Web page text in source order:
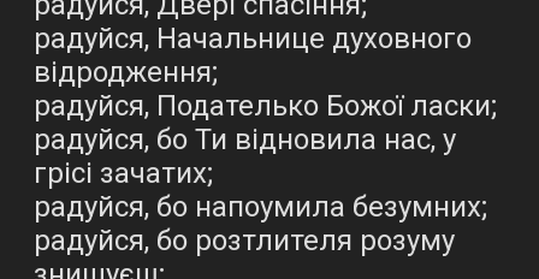
радуйся, Начальнице духовного
відродження;
радуйся, Подателько Божої ласки;
радуйся, бо Ти відновила нас, у
грісі зачатих;
радуйся, бо напоумила безумних;
радуйся, бо розтлителя розуму